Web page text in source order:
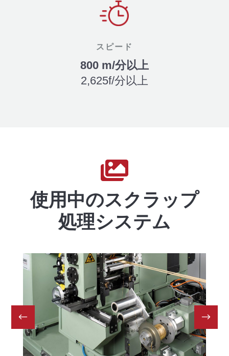
スピード
800 m/分以上
2,625f/分以上

使用中のスクラップ
処理システム